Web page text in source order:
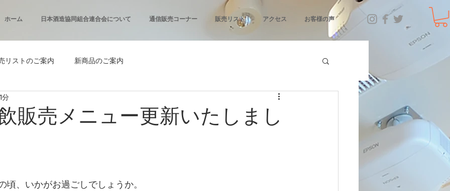
ホーム 日本酒造協同組合連合会について 通信販売コーナー 販売リスト アクセス お客様の声
リストのご案内 新商品のご案内
販売メニュー更新いたしまし
分
頃、いかがお過ごしでしょうか。